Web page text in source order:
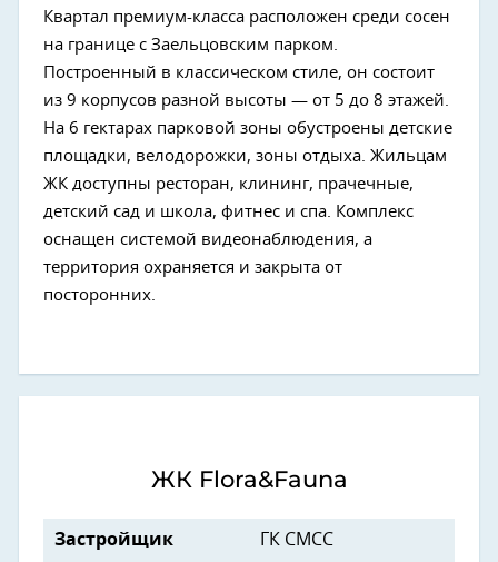
Квартал премиум-класса расположен среди сосен
на границе с Заельцовским парком.
Построенный в классическом стиле, он состоит
из 9 корпусов разной высоты — от 5 до 8 этажей.
На 6 гектарах парковой зоны обустроены детские
площадки, велодорожки, зоны отдыха. Жильцам
ЖК доступны ресторан, клининг, прачечные,
детский сад и школа, фитнес и спа. Комплекс
оснащен системой видеонаблюдения, а
территория охраняется и закрыта от
посторонних.
ЖК Flora&Fauna
Застройщик ГК СМСС